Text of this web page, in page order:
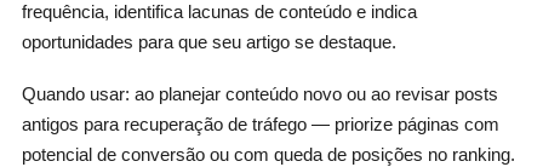
frequência, identifica lacunas de conteúdo e indica
oportunidades para que seu artigo se destaque.
Quando usar: ao planejar conteúdo novo ou ao revisar posts
antigos para recuperação de tráfego — priorize páginas com
potencial de conversão ou com queda de posições no ranking.